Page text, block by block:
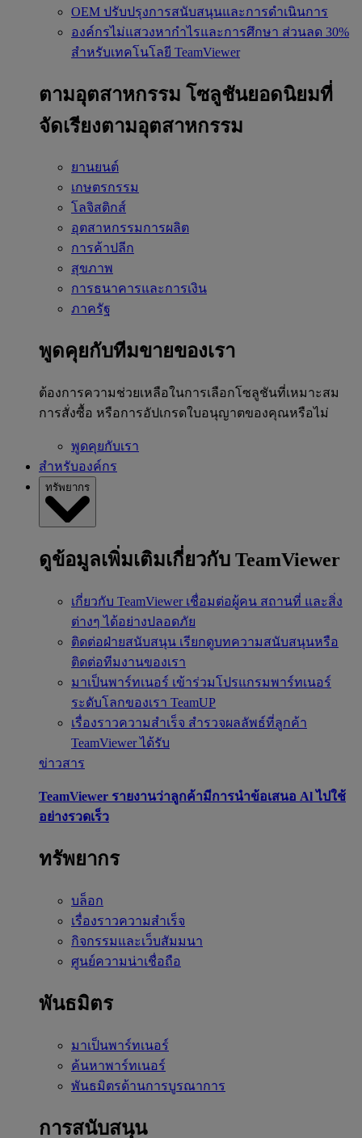
OEM ปรับปรุงการสนับสนุนและการดำเนินการ
องค์กรไม่แสวงหากำไรและการศึกษา ส่วนลด 30%
สำหรับเทคโนโลยี TeamViewer
ตามอุตสาหกรรม โซลูชันยอดนิยมที่
จัดเรียงตามอุตสาหกรรม
ยานยนต์
เกษตรกรรม
โลจิสติกส์
อุตสาหกรรมการผลิต
การค้าปลีก
สุขภาพ
การธนาคารและการเงิน
ภาครัฐ
พูดคุยกับทีมขายของเรา
ต้องการความช่วยเหลือในการเลือกโซลูชันที่เหมาะสม
การสั่งซื้อ หรือการอัปเกรดใบอนุญาตของคุณหรือไม่
พูดคุยกับเรา
สำหรับองค์กร
ทรัพยากร
ดูข้อมูลเพิ่มเติมเกี่ยวกับ TeamViewer
เกี่ยวกับ TeamViewer เชื่อมต่อผู้คน สถานที่ และสิ่ง
ต่างๆ ได้อย่างปลอดภัย
ติดต่อฝ่ายสนับสนุน เรียกดูบทความสนับสนุนหรือ
ติดต่อทีมงานของเรา
มาเป็นพาร์ทเนอร์ เข้าร่วมโปรแกรมพาร์ทเนอร์
ระดับโลกของเรา TeamUP
เรื่องราวความสำเร็จ สำรวจผลลัพธ์ที่ลูกค้า
TeamViewer ได้รับ
ข่าวสาร
TeamViewer รายงานว่าลูกค้ามีการนำข้อเสนอ Al ไปใช้
อย่างรวดเร็ว
ทรัพยากร
บล็อก
เรื่องราวความสำเร็จ
กิจกรรมและเว็บสัมมนา
ศูนย์ความน่าเชื่อถือ
พันธมิตร
มาเป็นพาร์ทเนอร์
ค้นหาพาร์ทเนอร์
พันธมิตรด้านการบูรณาการ
การสนับสนุน